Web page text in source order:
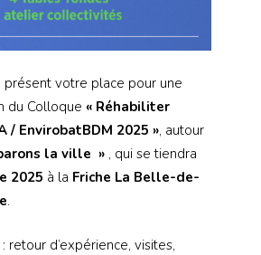
présent votre place pour une
du Colloque « Réhabiliter
/ EnvirobatBDM 2025 », autour
la ville » , qui se tiendra
2025 à la Friche La Belle-de-
.
retour d’expérience, visites,